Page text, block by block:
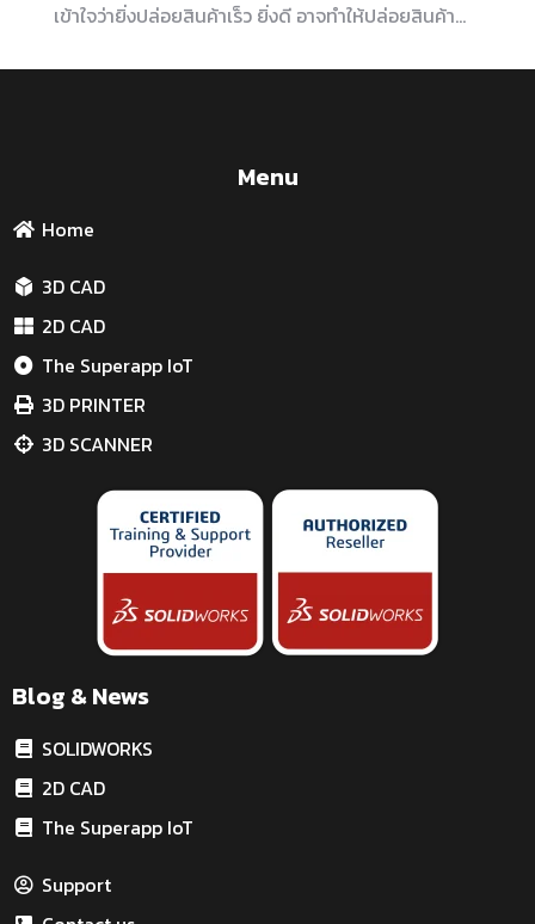
เข้าใจว่ายิ่งปล่อยสินค้าเร็ว ยิ่งดี อาจทำให้ปล่อยสินค้า…
Menu
Home
3D CAD
2D CAD
The Superapp IoT
3D PRINTER
3D SCANNER
Blog & News
SOLIDWORKS
2D CAD
The Superapp IoT
Support